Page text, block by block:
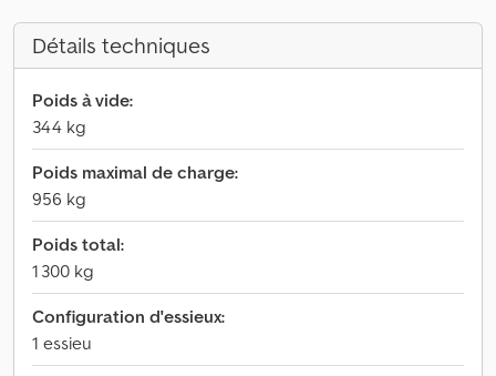
Détails techniques
Poids à vide:
344 kg
Poids maximal de charge:
956 kg
Poids total:
1 300 kg
Configuration d'essieux:
1 essieu